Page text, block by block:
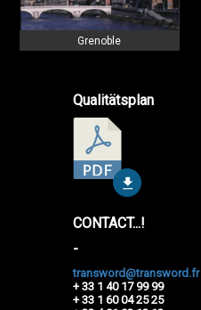
Grenoble
Qualitätsplan
CONTACT...!
-
transword@transword.fr
+ 33 1 40 17 99 99
+ 33 1 60 04 25 25